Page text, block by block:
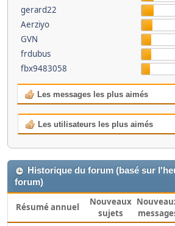
gerard22
Aerziyo
GVN
frdubus
fbx9483058
Les messages les plus aimés
Les utilisateurs les plus aimés
Historique du forum (basé sur
forum)
Résumé annuel
Nouveaux
sujets